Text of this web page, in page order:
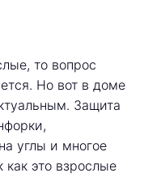
то вопрос
Но вот в доме
Защита
углы и многое
как это взрослые